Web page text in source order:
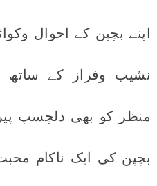
اپنے بچپن کے احوال
نشیب وفراز کے ساتھ
منظر کو بھی دلچسپ
بچپن کی ایک ناکام